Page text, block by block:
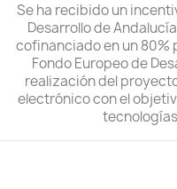
Se ha recibido un
Desarrollo de
cofinanciado en un 80%
Fondo Europeo de
realización del
electrónico con el